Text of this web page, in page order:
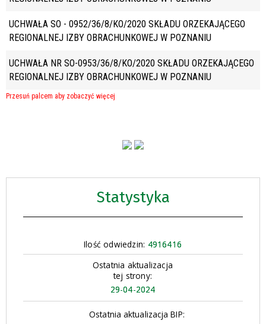
Statystyka
Ilość odwiedzin: 4916416
Ostatnia aktualizacja
tej strony:
29-04-2024
Ostatnia aktualizacja BIP:
UCHWAŁA SO - 0952/36/8/KO/2020 SKŁADU ORZEKAJĄCEGO
REGIONALNEJ IZBY OBRACHUNKOWEJ W POZNANIU
UCHWAŁA NR SO-0953/36/8/KO/2020 SKŁADU ORZEKAJĄCEGO
REGIONALNEJ IZBY OBRACHUNKOWEJ W POZNANIU